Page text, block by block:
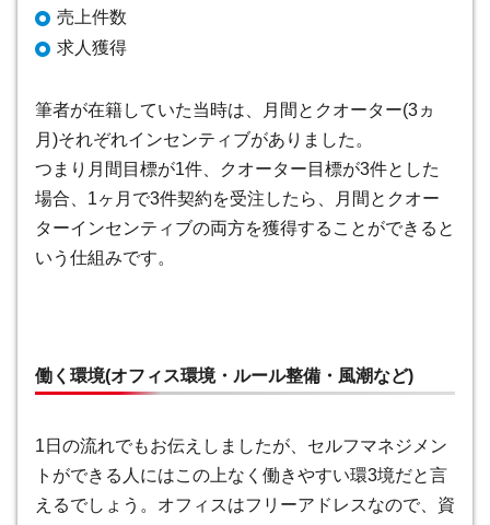
売上件数
求人獲得
筆者が在籍していた当時は、月間とクオーター(3ヵ
月)それぞれインセンティブがありました。
つまり月間目標が1件、クオーター目標が3件とした
場合、1ヶ月で3件契約を受注したら、月間とクオー
ターインセンティブの両方を獲得することができると
いう仕組みです。
働く環境(オフィス環境・ルール整備・風潮など)
1日の流れでもお伝えしましたが、セルフマネジメン
トができる人にはこの上なく働きやすい環3境だと言
えるでしょう。オフィスはフリーアドレスなので、資